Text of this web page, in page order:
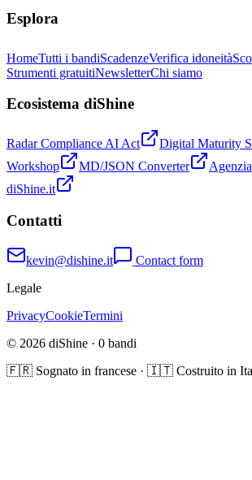
Esplora
HomeTutti i bandiScadenzeVerifica idoneità
Strumenti gratuitiNewsletterChi siamo
Ecosistema diShine
Radar Compliance AI Act Digital Maturity
Workshop
MD/JSON Converter
diShine.it
Contatti
kevin@dishine.it
Contact form
Legale
PrivacyCookieTermini
© 2026 diShine · 0 bandi
🇫🇷 Sognato in francese · 🇮🇹 Costruito in